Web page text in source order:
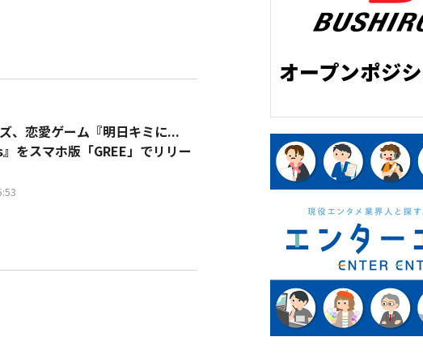
、恋愛ゲーム『明日キミに...
をスマホ版「GREE」でリリー